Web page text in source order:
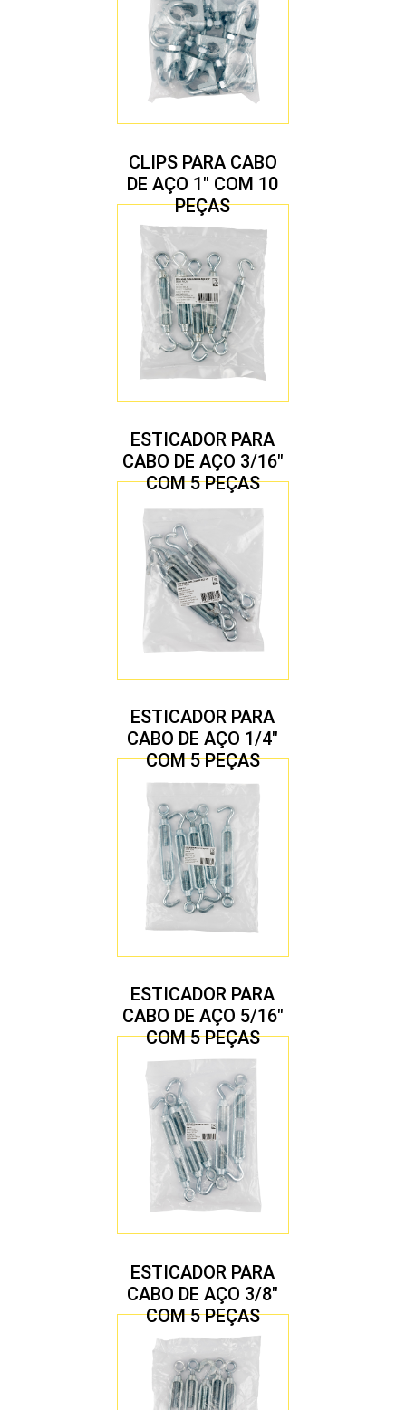
CLIPS PARA CABO
DE AÇO 1″ COM 10
PEÇAS
ESTICADOR PARA
CABO DE AÇO 3/16″
COM 5 PEÇAS
ESTICADOR PARA
CABO DE AÇO 1/4″
COM 5 PEÇAS
ESTICADOR PARA
CABO DE AÇO 5/16″
COM 5 PEÇAS
ESTICADOR PARA
CABO DE AÇO 3/8″
COM 5 PEÇAS